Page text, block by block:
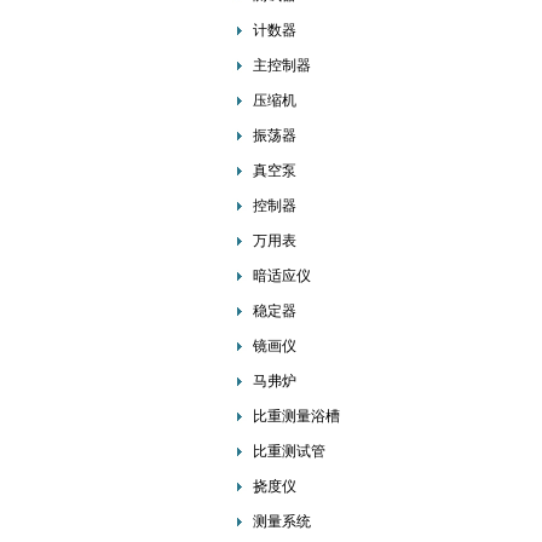
计数器
主控制器
压缩机
振荡器
真空泵
控制器
万用表
暗适应仪
稳定器
镜画仪
马弗炉
比重测量浴槽
比重测试管
挠度仪
测量系统